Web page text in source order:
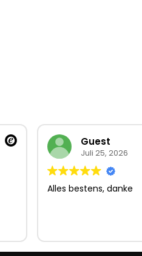
Guest
Juli 25, 2026
Alles bestens, danke